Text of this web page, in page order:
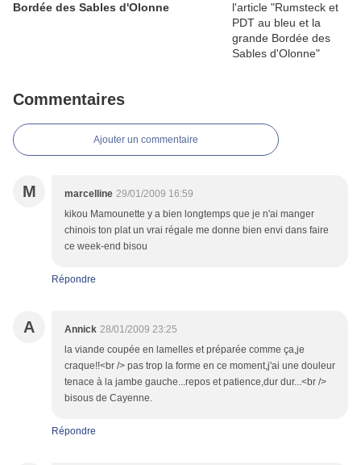
Bordée des Sables d'Olonne
Commentaires
Ajouter un commentaire
M marcelline 29/01/2009 16:59
kikou Mamounette y a bien longtemps que je n'ai manger
chinois ton plat un vrai régale me donne bien envi dans faire
ce week-end bisou
Répondre
A Annick 28/01/2009 23:25
la viande coupée en lamelles et préparée comme ça,je
craque!!<br /> pas trop la forme en ce moment,j'ai une douleur
tenace à la jambe gauche...repos et patience,dur dur...<br />
bisous de Cayenne.
Répondre